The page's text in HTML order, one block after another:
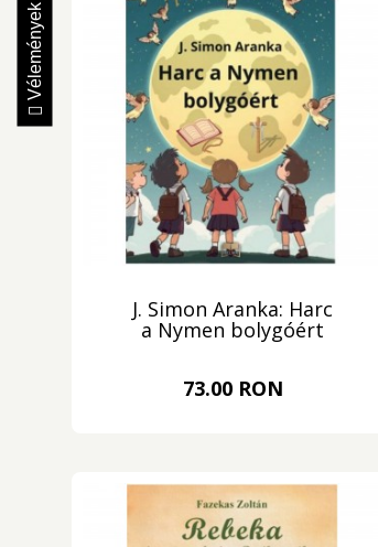
J. Simon Aranka: Harc
a Nymen bolygóért
73.00 RON
Vélemények